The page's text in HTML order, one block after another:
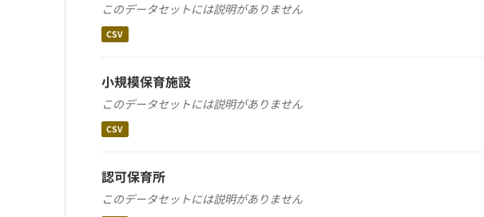
このデータセットには説明がありません
CSV
小規模保育施設
このデータセットには説明がありません
CSV
認可保育所
このデータセットには説明がありません